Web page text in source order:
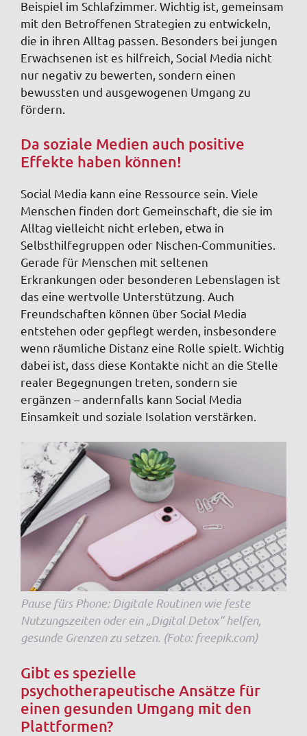
Beispiel im Schlafzimmer. Wichtig ist, gemeinsam
mit den Betroffenen Strategien zu entwickeln,
die in ihren Alltag passen. Besonders bei jungen
Erwachsenen ist es hilfreich, Social Media nicht
nur negativ zu bewerten, sondern einen
bewussten und ausgewogenen Umgang zu
fördern.
Da soziale Medien auch positive
Effekte haben können!
Social Media kann eine Ressource sein. Viele
Menschen finden dort Gemeinschaft, die sie im
Alltag vielleicht nicht erleben, etwa in
Selbsthilfegruppen oder Nischen-Communities.
Gerade für Menschen mit seltenen
Erkrankungen oder besonderen Lebenslagen ist
das eine wertvolle Unterstützung. Auch
Freundschaften können über Social Media
entstehen oder gepflegt werden, insbesondere
wenn räumliche Distanz eine Rolle spielt. Wichtig
dabei ist, dass diese Kontakte nicht an die Stelle
realer Begegnungen treten, sondern sie
ergänzen – andernfalls kann Social Media
Einsamkeit und soziale Isolation verstärken.
Pause fürs Phone: Digitale Routinen wie feste
Nutzungszeiten oder ein „Digital Detox“ helfen,
gesunde Grenzen zu setzen. (Foto: freepik.com)
Gibt es spezielle
psychotherapeutische Ansätze für
einen gesunden Umgang mit den
Plattformen?